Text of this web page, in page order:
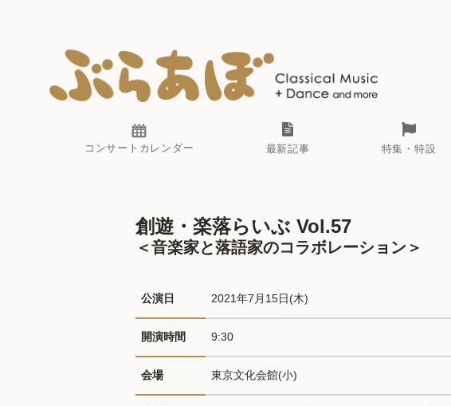
コンサートカレンダー 最新記事 特集・特設
創遊・楽落らいぶ Vol.57
＜音楽家と落語家のコラボレーション＞
公演日 2021年7月15日(木)
開演時間 9:30
会場 東京文化会館(小)